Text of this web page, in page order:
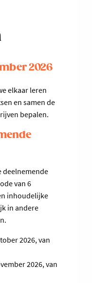
2026
elkaar leren
en samen de
bepalen.
deelnemende
van 6
inhoudelijke
in andere
2026, van
2026, van